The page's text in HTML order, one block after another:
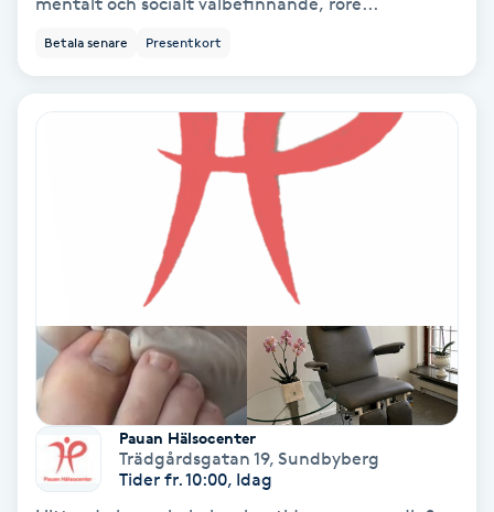
Babylights
Barnklippning
BIAB
Blowout
Betala senare Presentkort
Pauan Hälsocenter
Trädgårdsgatan 19, Sundbyberg
Tider fr. 10:00, Idag